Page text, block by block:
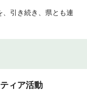
引き続き、県とも連
ィア活動